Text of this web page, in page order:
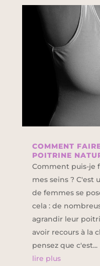
COMMENT
POITRINE
Comment puis-je
mes seins ? C'est
de femmes se
cela : de
agrandir leur
avoir recours à la
pensez que c'est...
lire plus